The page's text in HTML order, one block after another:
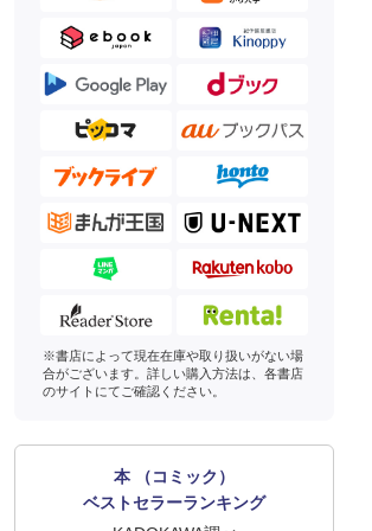
※書店によって現在在庫や取り扱いがない場
合がございます。詳しい購入方法は、各書店
のサイトにてご確認ください。
本 （コミック）
ベストセラーランキング